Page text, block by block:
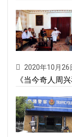
2020年10月26
《当今奇人周